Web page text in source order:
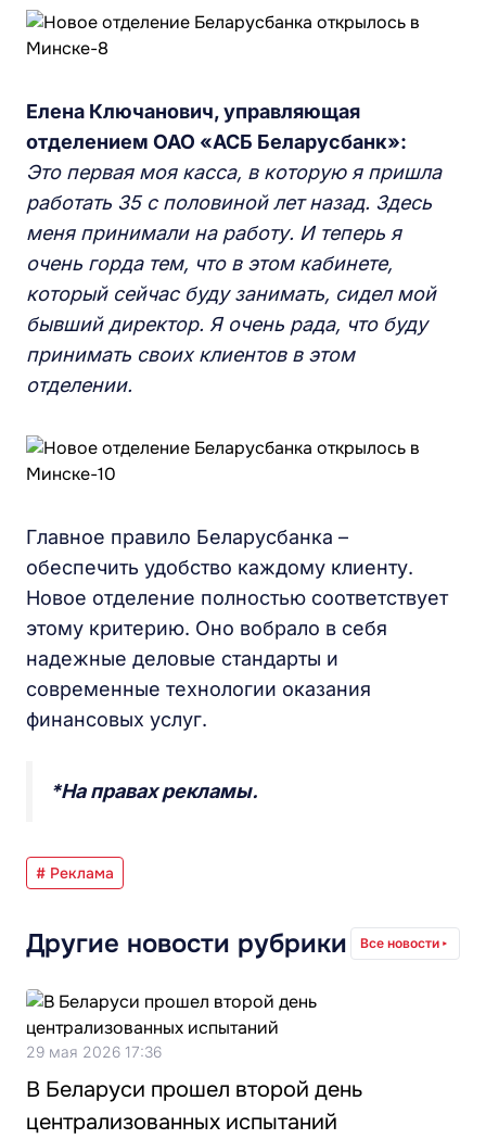
Елена Ключанович, управляющая
отделением ОАО «АСБ Беларусбанк»:
Это первая моя касса, в которую я пришла
работать 35 с половиной лет назад. Здесь
меня принимали на работу. И теперь я
очень горда тем, что в этом кабинете,
который сейчас буду занимать, сидел мой
бывший директор. Я очень рада, что буду
принимать своих клиентов в этом
отделении.
Главное правило Беларусбанка –
обеспечить удобство каждому клиенту.
Новое отделение полностью соответствует
этому критерию. Оно вобрало в себя
надежные деловые стандарты и
современные технологии оказания
финансовых услуг.
*На правах рекламы.
# Реклама
Другие новости рубрики Все новости
29 мая 2026 17:36
В Беларуси прошел второй день
централизованных испытаний